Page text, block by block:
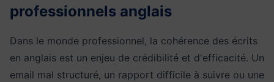
professionnels anglais
Dans le monde professionnel, la cohérence des écrits
en anglais est un enjeu de crédibilité et d'efficacité. Un
email mal structuré, un rapport difficile à suivre ou une